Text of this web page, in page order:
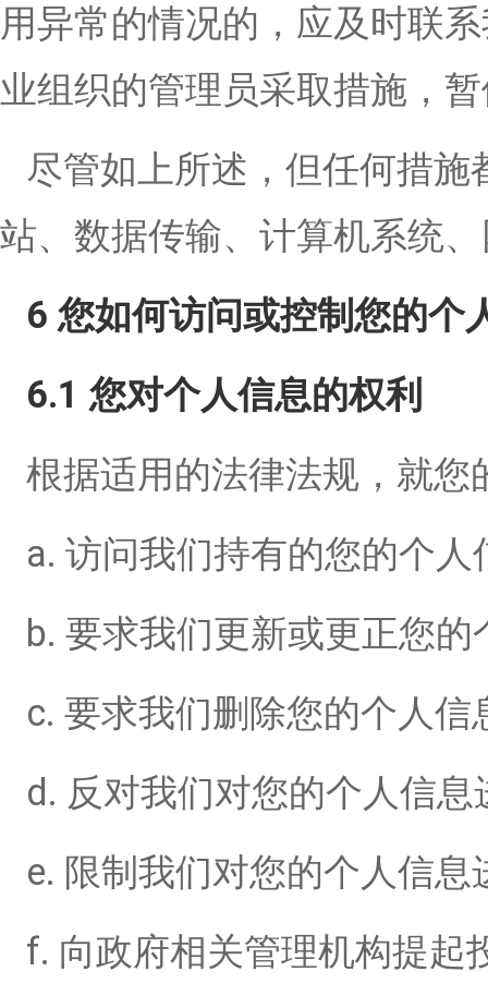
用异常的情况的，应及时联
业组织的管理员采取措施，
尽管如上所述，但任何措
站、数据传输、计算机系统
6 您如何访问或控制您的个
6.1 您对个人信息的权利
根据适用的法律法规，就
a. 访问我们持有的您的个
b. 要求我们更新或更正您
c. 要求我们删除您的个人信
d. 反对我们对您的个人信
e. 限制我们对您的个人信
f. 向政府相关管理机构提起